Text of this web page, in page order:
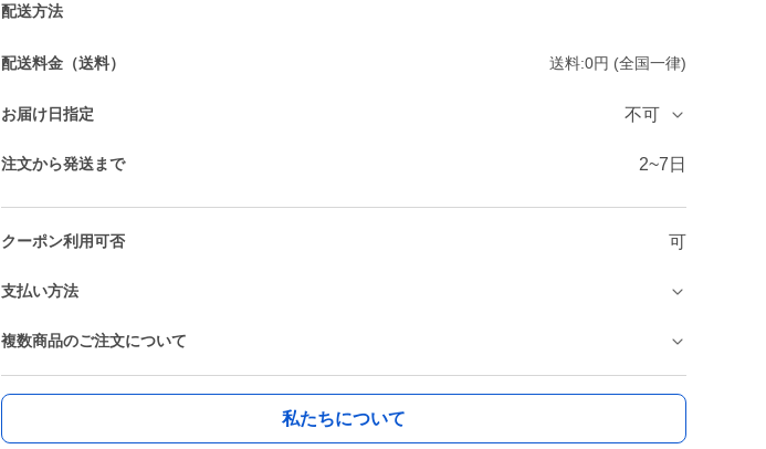
配送方法
配送料金（送料） 送料:0円 (全国一律)
お届け日指定 不可
注文から発送まで 2~7日
クーポン利用可否 可
支払い方法
複数商品のご注文について
私たちについて